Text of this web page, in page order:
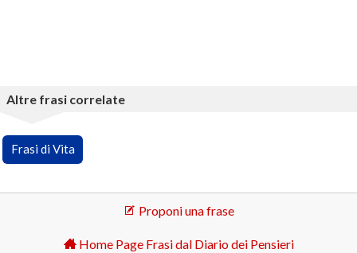
Altre frasi correlate
Frasi di Vita
Proponi una frase
Home Page Frasi dal Diario dei Pensieri